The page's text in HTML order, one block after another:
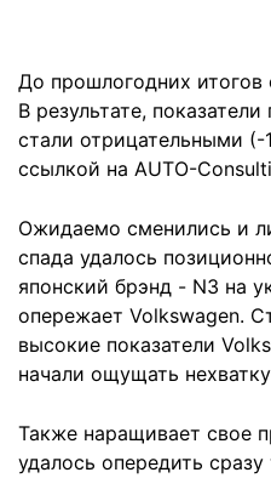
До прошлогодних итогов
В результате,
стали отрицательными (-
ссылкой на AUTO-
Ожидаемо сменились и
спада удалось
японский брэнд - N3 на
опережает Volkswagen.
высокие показатели
начали ощущать
Также наращивает свое
удалось опередить